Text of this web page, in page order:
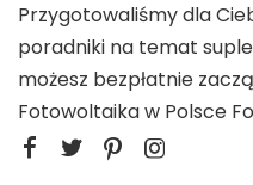
Przygotowaliśmy dla
poradniki na temat
możesz bezpłatnie
Fotowoltaika w Polsce